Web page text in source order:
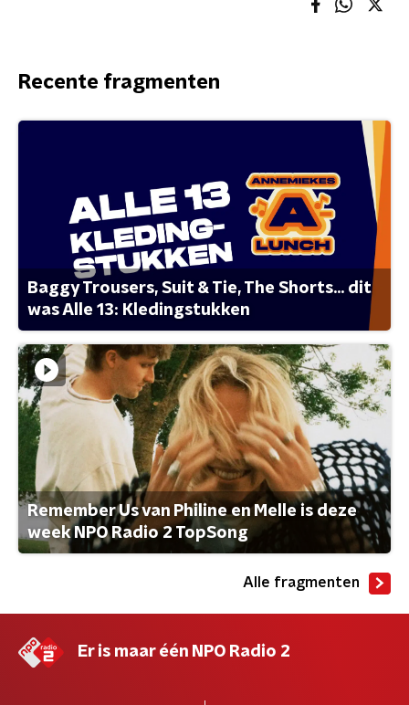
Recente fragmenten
Baggy Trousers, Suit & Tie, The Shorts... dit
was Alle 13: Kledingstukken
Remember Us van Philine en Melle is deze
week NPO Radio 2 TopSong
Alle fragmenten
Er is maar één NPO Radio 2